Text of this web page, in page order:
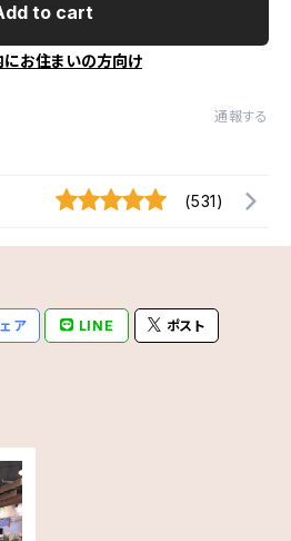
to cart
にお住まいの方向け
通報する
(531)
ア LINE ポスト